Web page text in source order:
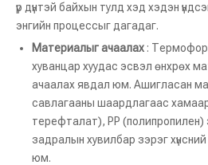
үр дүнтэй байхын тулд хэд хэдэн
энгийн процессыг дагадаг.
Материалыг ачаалах :
хуванцар хуудас эсвэл өнхрөх
ачаалах явдал юм. Ашигласан
савлагааны шаардлагаас
терефталат), PP (полипропилен)
задралын хувилбар зэрэг
юм.